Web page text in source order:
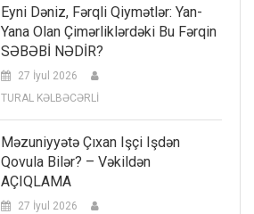
Eyni Dəniz, Fərqli Qiymətlər: Yan-
Yana Olan Çimərliklərdəki Bu Fərqin
SƏBƏBİ NƏDİR?
27 İyul 2026
TURAL KƏLBƏCƏRLİ
Məzuniyyətə Çıxan Işçi Işdən
Qovula Bilər? – Vəkildən
AÇIQLAMA
27 İyul 2026